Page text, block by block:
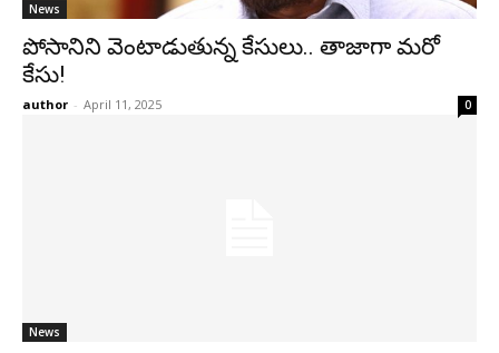
News
పోసానిని వెంటాడుతున్న కేసులు.. తాజాగా మరో
కేసు!
author - April 11, 2025 0
News